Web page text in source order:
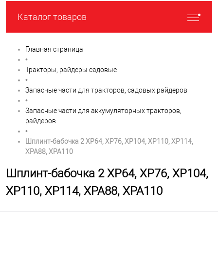
Каталог товаров
Главная страница
•
Тракторы, райдеры садовые
•
Запасные части для тракторов, садовых райдеров
•
Запасные части для аккумуляторных тракторов,
райдеров
•
Шплинт-бабочка 2 XP64, XP76, XP104, XP110, XP114,
XPA88, XPA110
Шплинт-бабочка 2 XP64, XP76, XP104,
XP110, XP114, XPA88, XPA110